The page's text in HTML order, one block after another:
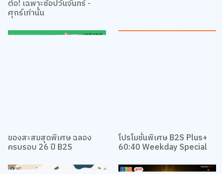
B2S ช่วยไทย พลัสความคุ้ม 2
ต่อ! เฉพาะช้อปวันจันทร์ -
ศุกร์เท่านั้น
ครบรอบ 26 ปี B2S
โปรโมชั่นพิเศษ B2S Plus+
60:40 Weekday Special